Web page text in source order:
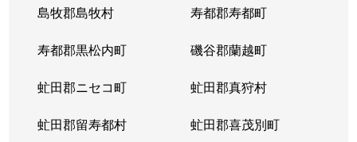
島牧郡島牧村 寿都郡寿都町
寿都郡黒松内町 磯谷郡蘭越町
虻田郡ニセコ町 虻田郡真狩村
虻田郡留寿都村 虻田郡喜茂別町